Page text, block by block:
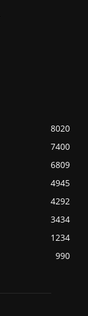
8020
7400
6809
4945
4292
3434
1234
990